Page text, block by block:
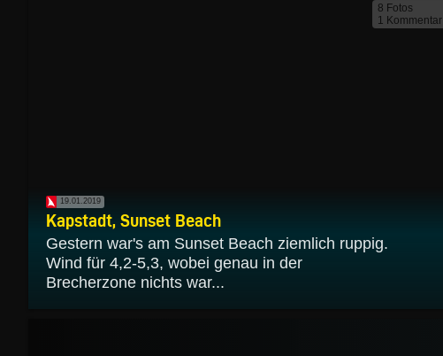
8 Fotos
1 Kommentar
19.01.2019
Kapstadt, Sunset Beach
Gestern war's am Sunset Beach ziemlich ruppig.
Wind für 4,2-5,3, wobei genau in der
Brecherzone nichts war...